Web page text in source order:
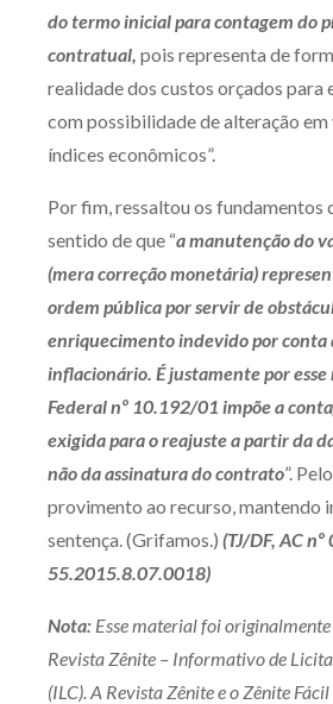
do termo inicial para contagem do
contratual, pois representa de
realidade dos custos orçados para
com possibilidade de alteração em
índices econômicos”.
Por fim, ressaltou os fundamentos
sentido de que “a manutenção do
(mera correção monetária)
ordem pública por servir de
enriquecimento indevido por conta
inflacionário. É justamente por esse
Federal nº 10.192/01 impõe a
exigida para o reajuste a partir da
não da assinatura do contrato”.
provimento ao recurso, mantendo
sentença. (Grifamos.) (TJ/DF, AC
55.2015.8.07.0018)
Nota: Esse material foi
Revista Zênite – Informativo de
(ILC). A Revista Zênite e o Zênite